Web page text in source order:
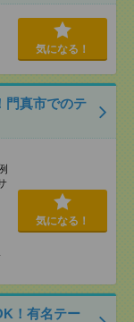
気になる！
門真市でのテ
気になる！
！有名テー